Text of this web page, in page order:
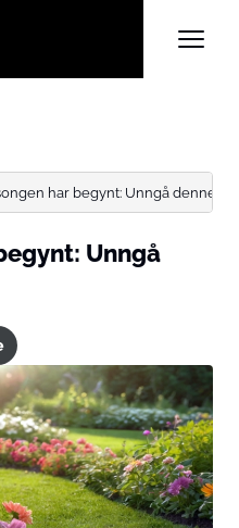
har begynt: Unngå denne
Unngå